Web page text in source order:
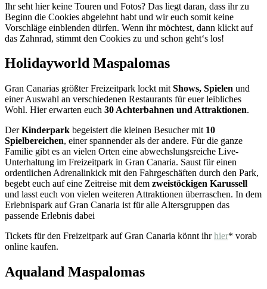
Ihr seht hier keine Touren und Fotos? Das liegt daran, dass ihr zu
Beginn die Cookies abgelehnt habt und wir euch somit keine
Vorschläge einblenden dürfen. Wenn ihr möchtest, dann klickt auf
das Zahnrad, stimmt den Cookies zu und schon geht‘s los!
Holidayworld Maspalomas
Gran Canarias größter Freizeitpark lockt mit Shows, Spielen und
einer Auswahl an verschiedenen Restaurants für euer leibliches
Wohl. Hier erwarten euch 30 Achterbahnen und Attraktionen.
DerKinderpark begeistert die kleinen Besucher mit 10
Spielbereichen, einer spannender als der andere. Für die ganze
Familie gibt es an vielen Orten eine abwechslungsreiche Live-
Unterhaltung im Freizeitpark in Gran Canaria. Saust für einen
ordentlichen Adrenalinkick mit den Fahrgeschäften durch den Park,
begebt euch auf eine Zeitreise mit dem zweistöckigen Karussell
und lasst euch von vielen weiteren Attraktionen überraschen. In dem
Erlebnispark auf Gran Canaria ist für alle Altersgruppen das
passende Erlebnis dabei
Tickets für den Freizeitpark auf Gran Canaria könnt ihrhier* vorab
online kaufen.
Aqualand Maspalomas